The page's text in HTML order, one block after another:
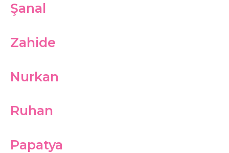
Şanal
Zahide
Nurkan
Ruhan
Papatya